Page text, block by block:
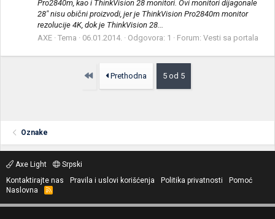
Pro2840m, kao i ThinkVision 28 monitori. Ovi monitori dijagonale
28" nisu obični proizvodi, jer je ThinkVision Pro2840m monitor
rezolucije 4K, dok je ThinkVision 28...
AXE Tema 06.01.2014. Odgovora: 1 Forum: Vesti sa portala
Prvo Prethodna 5 od 5
Oznake
Axe Light
Srpski
Kontaktirajte nas
Pravila i uslovi korišćenja Politika privatnosti
Pomoć
Naslovna
R
S